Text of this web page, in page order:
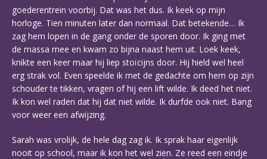
goederentrein voorbij. Dat was het dus. Ik keek op mijn
horloge. Tien minuten later dan normaal. Dat betekende… Ik
zag hem lopen in de gang onder de sporen door. Ik ging met
de massa mee en kwam zo bijna naast hem uit. Loek keek,
knikte een keer maar hij liep stoïcijns door. Hij hield wel heel
erg strak vol. Even speelde ik met de gedachte om hem op zijn
schouder te tikken, vragen of hij een lift wilde. Ik deed het niet.
Ik kon wel raden dat hij dat niet wilde. Ik durfde ook niet. Bang
voor weer een afwijzing.
Sarah was vrolijk, de hele dag zag ik. Ik sprak haar eigenlijk
nooit op school, maar ik kon het wel zien. Ze reed een eindje